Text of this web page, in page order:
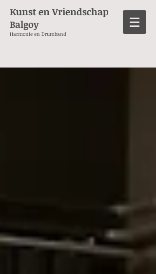
Kunst en Vriendschap
Balgoy
Harmonie en Drumband